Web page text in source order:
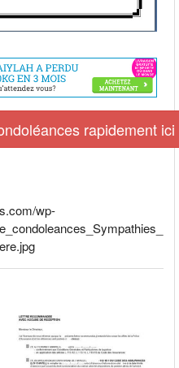
rapidement ici
wp-